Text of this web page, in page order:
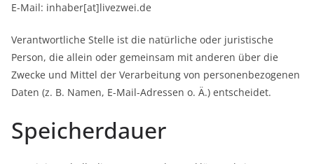
E-Mail: inhaber[at]livezwei.de
Verantwortliche Stelle ist die natürliche oder juristische
Person, die allein oder gemeinsam mit anderen über die
Zwecke und Mittel der Verarbeitung von personenbezogenen
Daten (z. B. Namen, E-Mail-Adressen o. Ä.) entscheidet.
Speicherdauer